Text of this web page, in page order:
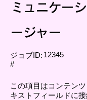
ミュニケー
ージャー
ジョブID:
#
12345
この項目はコンテン
キストフィールドに接